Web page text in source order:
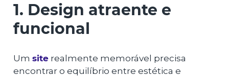
1. Design atraente e
funcional
Um site realmente memorável precisa
encontrar o equilíbrio entre estética e